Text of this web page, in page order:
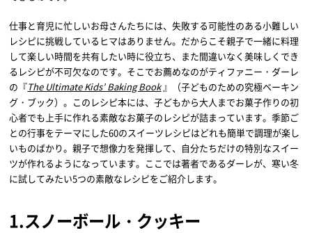
仕事と育児に忙しいお母さんたちには、失敗する可能性のある小難しい
レシピに挑戦しているヒマはありません。だからこそ親子で一緒に料理
して楽しい時間を共有したい時に役立ち、また間違いなく美味しくでき
るレシピが不可欠なのです。そこでお薦めなのがティファニー・ダーレ
の『The Ultimate Kids’ Baking Book』（子どものための究極ベーキン
グ・ブック）。このレシピ本には、子どもから大人までお菓子作りの初
心者でも上手に作れる素敵なお菓子のレシピが詰まっています。季節ご
との行事をテーマにした60のスイーツレシピはどれも簡単で調理が楽し
いものばかり。親子で想像力を発揮して、自分たちだけの特別なスイー
ツが作れるようになっています。ここでは著者であるダーレが、寒い冬
に試してみたい5つの素敵なレシピをご紹介します。
1.スノーボール・クッキー